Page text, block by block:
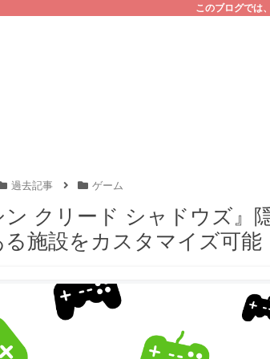
このブログでは
過去記事 ゲーム
ン クリード シャドウズ』
施設をカスタマイズ可能